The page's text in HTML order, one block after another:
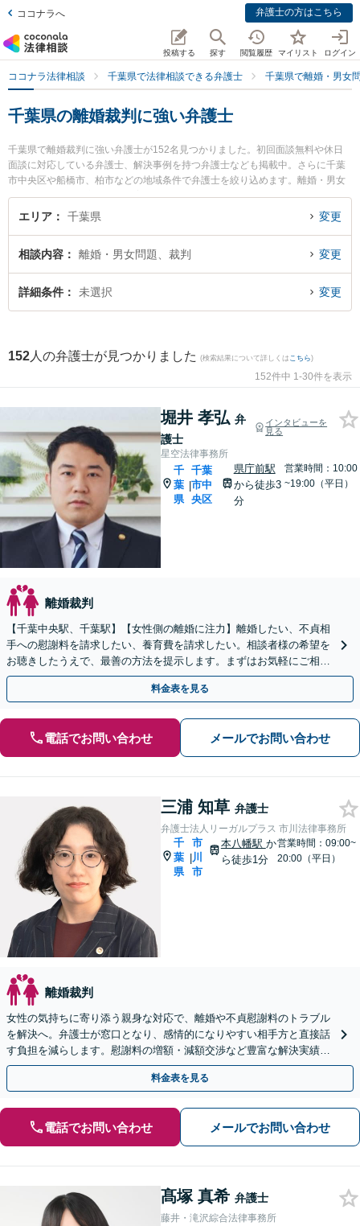
ココナラへ 弁護士の方はこちら
投稿する 探す 閲覧履歴 マイリスト ログイン
ココナラ法律相談 千葉県で法律相談できる弁護士 千葉県で離婚・男女
千葉県の離婚裁判に強い弁護士
千葉県で離婚裁判に強い弁護士が152名見つかりました。初回面談無料や休日
面談に対応している弁護士、解決事例を持つ弁護士なども掲載中。さらに千葉
市中央区や船橋市、柏市などの地域条件で弁護士を絞り込めます。離婚・男女
問題に関係する財産分与や養育費、親権等の細かな分野での絞り込み検索もで
き便利です。特に星空法律事務所の堀井 孝弘弁護士や弁護士法人リーガルプラ
葉県で土日や夜間に発生した離婚裁判のトラブルを今すぐに弁護士に相談した
い』『離婚裁判のトラブル解決の実績豊富な近くの弁護士を検索したい』『初
回相談無料で離婚裁判を法律相談できる千葉県内の弁護士に相談予約したい』
エリア 千葉県 変更
相談内容 離婚・男女問題、裁判 変更
詳細条件 未選択 変更
152 人の弁護士が見つかりました (検索結果について詳しくは こちら)
152件中 1-30件を表示
堀井 孝弘 弁
護士
インタビューを
見る
星空法律事務所
千
葉
県
|
千葉
市中
央区
県庁前駅
から徒歩3
分
営業時間：10:00
~19:00（平日）
離婚裁判
【千葉中央駅、千葉駅】【女性側の離婚に注力】離婚したい、不貞相
手への慰謝料を請求したい、養育費を請求したい。相談者様の希望を
お聴きしたうえで、最善の方法を提示します。まずはお気軽にご相談
ください【午後5時以降、休日相談可】
料金表を見る
電話でお問い合わせ メールでお問い合わせ
三浦 知草 弁護士
弁護士法人リーガルプラス 市川法律事務所
千
葉
県
|
市
川
市
本八幡駅 か
ら徒歩1分
営業時間：09:00~
20:00（平日）
離婚裁判
女性の気持ちに寄り添う親身な対応で、離婚や不貞慰謝料のトラブル
を解決へ。弁護士が窓口となり、感情的になりやすい相手方と直接話
す負担を減らします。慰謝料の増額・減額交渉など豊富な解決実績あ
り【完全個室でプライバシー厳守】
料金表を見る
電話でお問い合わせ メールでお問い合わせ
髙塚 真希 弁護士
藤井・滝沢綜合法律事務所